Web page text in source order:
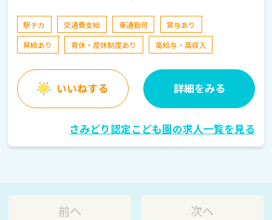
駅チカ 交通費支給 車通勤可
賞与あり
昇給あり
育休・産休制度あり 高給与・高収入
いいねする 詳細をみる
さみどり認定こども園の求人一覧を見る
前へ 次へ